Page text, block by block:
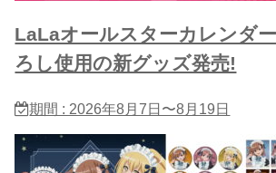
LaLaオールスターカレンダ
ろし使用の新グッズ発売!
期間 : 2026年8月7日〜8月19日